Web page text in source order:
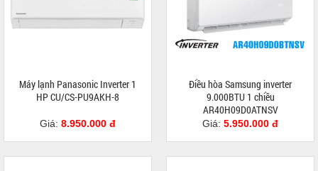
Máy lạnh Panasonic Inverter 1
HP CU/CS-PU9AKH-8
Giá: 8.950.000 đ
Điều hòa Samsung inverter
9.000BTU 1 chiều
AR40H09D0ATNSV
Giá: 5.950.000 đ